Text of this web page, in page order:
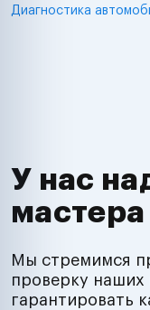
Диагностика
У нас
мастера
Мы стремимся
проверку наших
гарантировать